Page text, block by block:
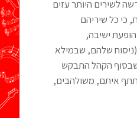
לשירים היותר עזים
כי כל שיריהם
ישיבה,
שלהם, שבמילא
הקהל התבקש
איתם, משולהבים,